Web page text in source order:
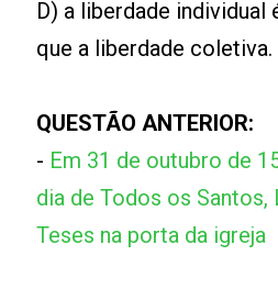
D) a liberdade individual
que a liberdade coletiva.
QUESTÃO ANTERIOR:
- Em 31 de outubro de
dia de Todos os
Teses na porta da igreja